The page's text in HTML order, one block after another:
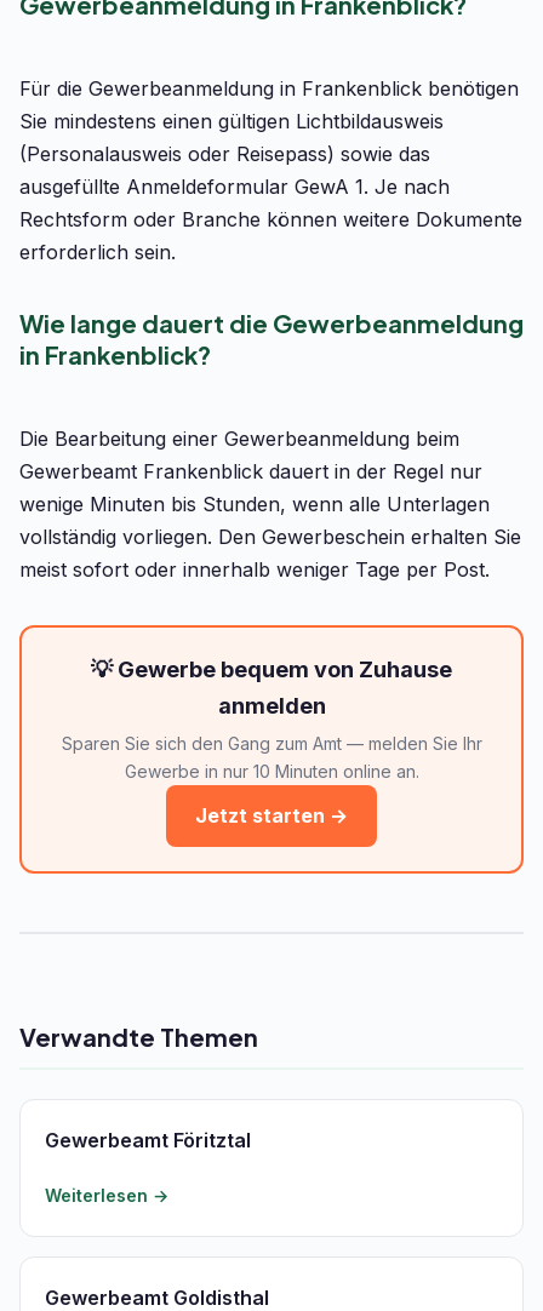
Für die Gewerbeanmeldung in Frankenblick benötigen
Sie mindestens einen gültigen Lichtbildausweis
(Personalausweis oder Reisepass) sowie das
ausgefüllte Anmeldeformular GewA 1. Je nach
Rechtsform oder Branche können weitere Dokumente
erforderlich sein.
Wie lange dauert die Gewerbeanmeldung
in Frankenblick?
Die Bearbeitung einer Gewerbeanmeldung beim
Gewerbeamt Frankenblick dauert in der Regel nur
wenige Minuten bis Stunden, wenn alle Unterlagen
vollständig vorliegen. Den Gewerbeschein erhalten Sie
meist sofort oder innerhalb weniger Tage per Post.
💡 Gewerbe bequem von Zuhause
anmelden
Sparen Sie sich den Gang zum Amt — melden Sie Ihr
Gewerbe in nur 10 Minuten online an.
Jetzt starten →
Verwandte Themen
Gewerbeamt Föritztal
Weiterlesen →
Gewerbeamt Goldisthal